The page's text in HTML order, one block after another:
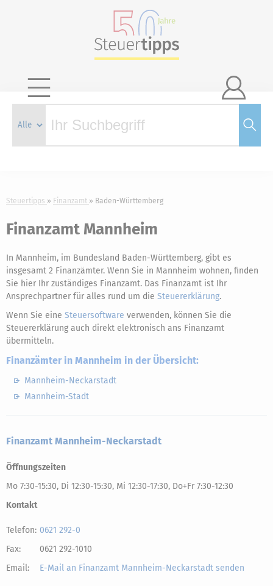

Steuertipps Finanzamt Baden-Württemberg
Finanzamt Mannheim
In Mannheim, im Bundesland Baden-Württemberg, gibt es
insgesamt 2 Finanzämter. Wenn Sie in Mannheim wohnen, finden
Sie hier Ihr zuständiges Finanzamt. Das Finanzamt ist Ihr
Ansprechpartner für alles rund um die Steuererklärung.
Wenn Sie eine Steuersoftware verwenden, können Sie die
Steuererklärung auch direkt elektronisch ans Finanzamt
übermitteln.
Finanzämter in Mannheim in der Übersicht:
Mannheim-Neckarstadt
Mannheim-Stadt
Finanzamt Mannheim-Neckarstadt
Öffnungszeiten
Mo 7:30-15:30, Di 12:30-15:30, Mi 12:30-17:30, Do+Fr 7:30-12:30
Kontakt
Telefon: 0621 292-0
Fax:
0621 292-1010
Email:
E-Mail an Finanzamt Mannheim-Neckarstadt senden